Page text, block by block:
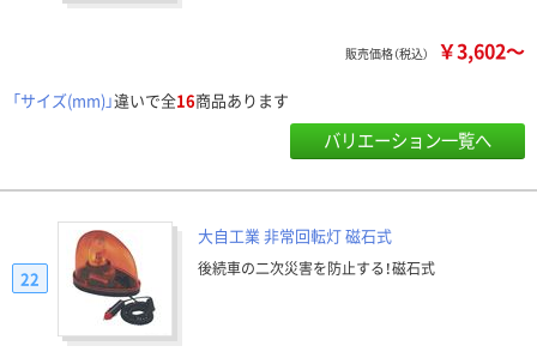
販売価格（税込） ￥3,602～
「サイズ(mm)」違いで全16商品あります
バリエーション一覧へ
大自工業 非常回転灯 磁石式
後続車の二次災害を防止する！磁石式
22